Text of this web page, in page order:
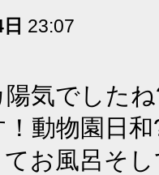
23:07
陽気でした
動物園日和
てお風呂そ